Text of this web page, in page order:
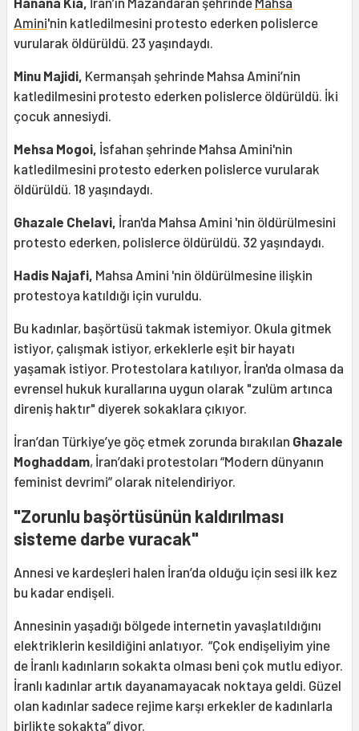
Amini'nin katledilmesini protesto ederken polislerce
vurularak öldürüldü. 23 yaşındaydı.
Minu Majidi, Kermanşah şehrinde Mahsa Amini’nin
katledilmesini protesto ederken polislerce öldürüldü. İki
çocuk annesiydi.
Mehsa Mogoi, İsfahan şehrinde Mahsa Amini'nin
katledilmesini protesto ederken polislerce vurularak
öldürüldü. 18 yaşındaydı.
Ghazale Chelavi, İran'da Mahsa Amini 'nin öldürülmesini
protesto ederken, polislerce öldürüldü. 32 yaşındaydı.
Hadis Najafi, Mahsa Amini 'nin öldürülmesine ilişkin
protestoya katıldığı için vuruldu.
Bu kadınlar, başörtüsü takmak istemiyor. Okula gitmek
istiyor, çalışmak istiyor, erkeklerle eşit bir hayatı
yaşamak istiyor. Protestolara katılıyor, İran'da olmasa da
evrensel hukuk kurallarına uygun olarak "zulüm artınca
direniş haktır" diyerek sokaklara çıkıyor.
İran’dan Türkiye’ye göç etmek zorunda bırakılan Ghazale
Moghaddam, İran’daki protestoları “Modern dünyanın
feminist devrimi” olarak nitelendiriyor.
"Zorunlu başörtüsünün kaldırılması
sisteme darbe vuracak"
Annesi ve kardeşleri halen İran’da olduğu için sesi ilk kez
bu kadar endişeli.
Annesinin yaşadığı bölgede internetin yavaşlatıldığını
elektriklerin kesildiğini anlatıyor. “Çok endişeliyim yine
de İranlı kadınların sokakta olması beni çok mutlu ediyor.
İranlı kadınlar artık dayanamayacak noktaya geldi. Güzel
olan kadınlar sadece rejime karşı erkekler de kadınlarla
birlikte sokakta” diyor.